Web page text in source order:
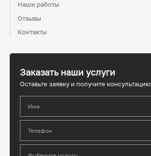
Наши работы
Отзывы
Контакты
Заказать наши услуги
Оставьте заявку и получите консультацию
Имя
Телефон